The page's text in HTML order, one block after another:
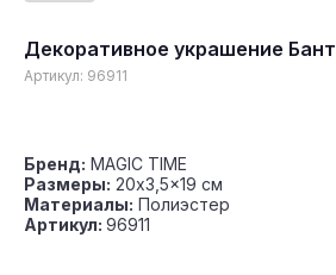
Декоративное украшение Бант
Артикул: 96911
Бренд: MAGIC TIME
Размеры: 20x3,5x19 см
Материалы: Полиэстер
Артикул: 96911
Гарантия качества продукции